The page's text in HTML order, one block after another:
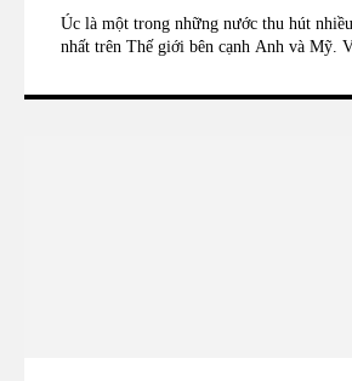
Úc là một trong những nước thu hút
nhất trên Thế giới bên cạnh Anh và Mỹ.